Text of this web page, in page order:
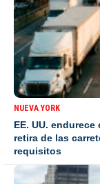
NUEVA YORK
EE. UU.
retira de las
requisitos